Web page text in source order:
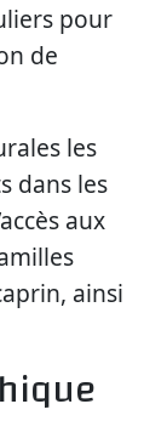
pour
de
les
dans les
aux
ainsi